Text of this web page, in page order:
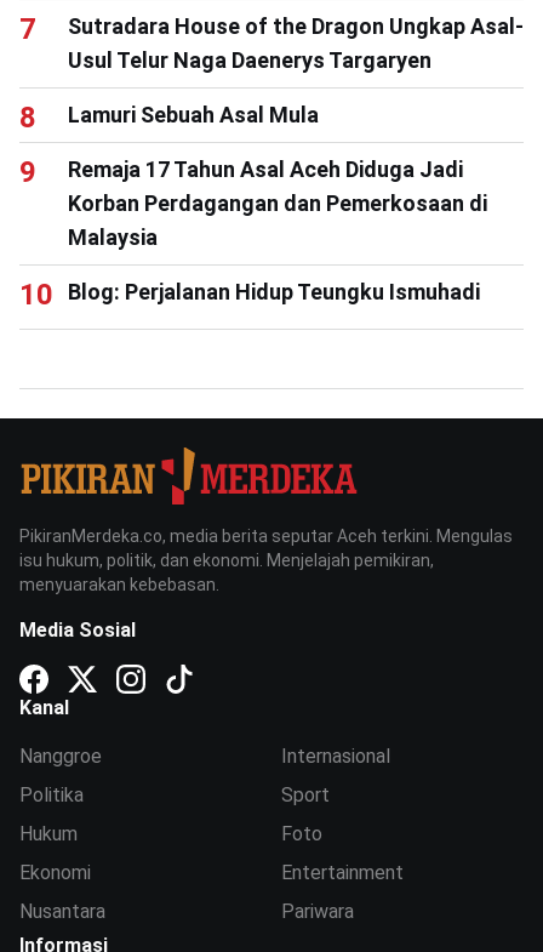
Sutradara House of the Dragon Ungkap Asal-
Usul Telur Naga Daenerys Targaryen
Lamuri Sebuah Asal Mula
Remaja 17 Tahun Asal Aceh Diduga Jadi
Korban Perdagangan dan Pemerkosaan di
Malaysia
Blog: Perjalanan Hidup Teungku Ismuhadi
PikiranMerdeka.co, media berita seputar Aceh terkini. Mengulas
isu hukum, politik, dan ekonomi. Menjelajah pemikiran,
menyuarakan kebebasan.
Media Sosial
Kanal
Nanggroe
Politika
Hukum
Ekonomi
Nusantara
Internasional
Sport
Foto
Entertainment
Pariwara
Informasi